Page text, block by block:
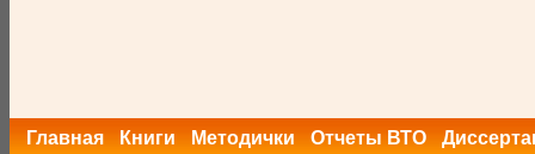
Главная Книги Методички Отчеты ВТО